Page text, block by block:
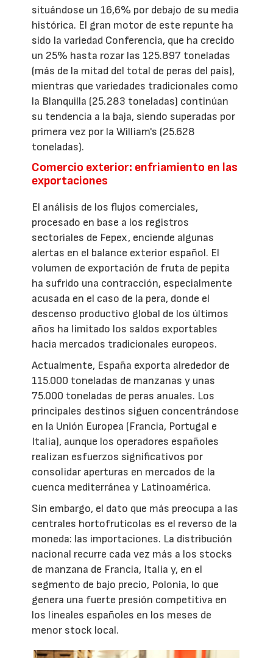
situándose un 16,6% por debajo de su media
histórica. El gran motor de este repunte ha
sido la variedad Conferencia, que ha crecido
un 25% hasta rozar las 125.897 toneladas
(más de la mitad del total de peras del país),
mientras que variedades tradicionales como
la Blanquilla (25.283 toneladas) continúan
su tendencia a la baja, siendo superadas por
primera vez por la William's (25.628
toneladas).
Comercio exterior: enfriamiento en las
exportaciones
El análisis de los flujos comerciales,
procesado en base a los registros
sectoriales de Fepex, enciende algunas
alertas en el balance exterior español. El
volumen de exportación de fruta de pepita
ha sufrido una contracción, especialmente
acusada en el caso de la pera, donde el
descenso productivo global de los últimos
años ha limitado los saldos exportables
hacia mercados tradicionales europeos.
Actualmente, España exporta alrededor de
115.000 toneladas de manzanas y unas
75.000 toneladas de peras anuales. Los
principales destinos siguen concentrándose
en la Unión Europea (Francia, Portugal e
Italia), aunque los operadores españoles
realizan esfuerzos significativos por
consolidar aperturas en mercados de la
cuenca mediterránea y Latinoamérica.
Sin embargo, el dato que más preocupa a las
centrales hortofrutícolas es el reverso de la
moneda: las importaciones. La distribución
nacional recurre cada vez más a los stocks
de manzana de Francia, Italia y, en el
segmento de bajo precio, Polonia, lo que
genera una fuerte presión competitiva en
los lineales españoles en los meses de
menor stock local.